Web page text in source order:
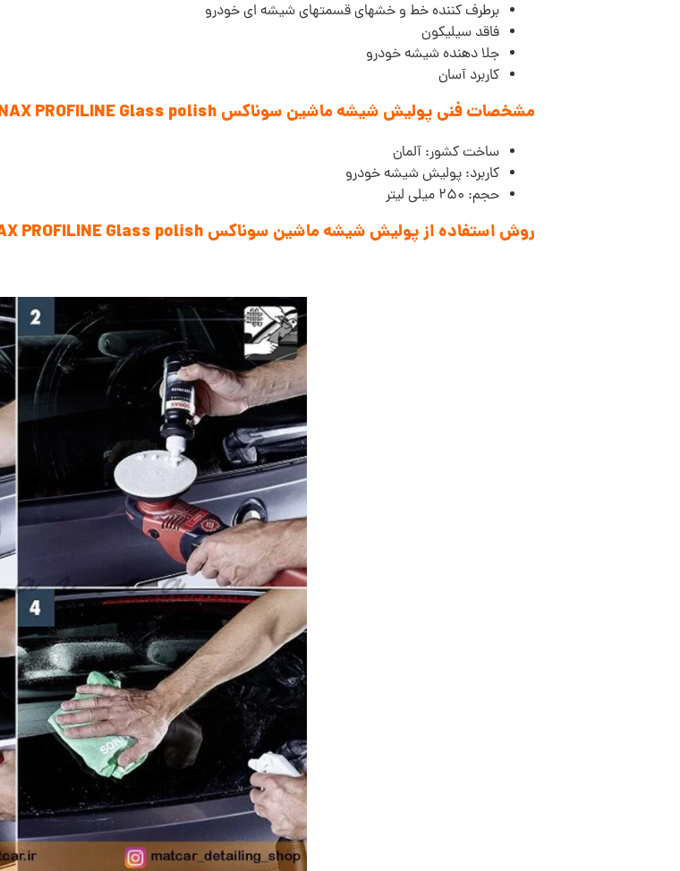
برطرف کننده خط و خشهای قسمتهای شیشه ای خودرو
فاقد سیلیکون
جلا دهنده شیشه خودرو
کاربرد آسان
مشخصات فنی پولیش شیشه ماشین سوناکس SONAX PROFILINE Glass polish:
ساخت کشور: آلمان
کاربرد: پولیش شیشه خودرو
حجم: 250 میلی لیتر
روش استفاده از پولیش شیشه ماشین سوناکس SONAX PROFILINE Glass polish: